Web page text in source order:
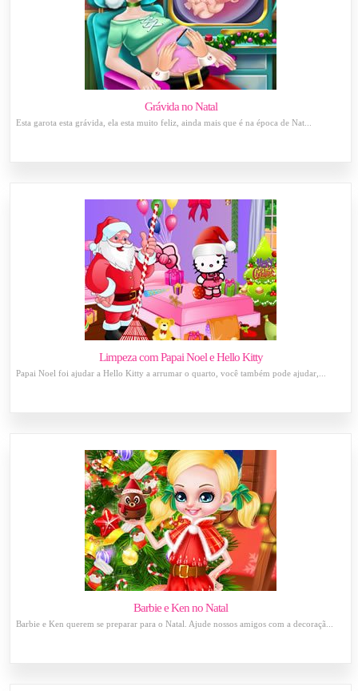
Grávida no Natal
Esta garota esta grávida, ela esta muito feliz, ainda mais que é na época de Nat...
Limpeza com Papai Noel e Hello Kitty
Papai Noel foi ajudar a Hello Kitty a arrumar o quarto, você também pode ajudar,...
Barbie e Ken no Natal
Barbie e Ken querem se preparar para o Natal. Ajude nossos amigos com a decoraçã...